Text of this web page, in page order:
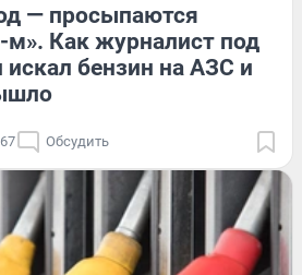
— просыпаются
м». Как журналист под
бензин на АЗС и
67 Обсудить